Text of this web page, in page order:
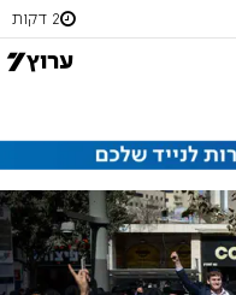
2 דקות